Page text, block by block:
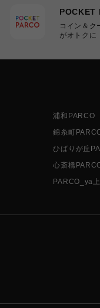
POCKET
コイン＆ク
がオトクに
浦和PARCO
錦糸町
ひばりが丘
心斎橋
PARCO_ya